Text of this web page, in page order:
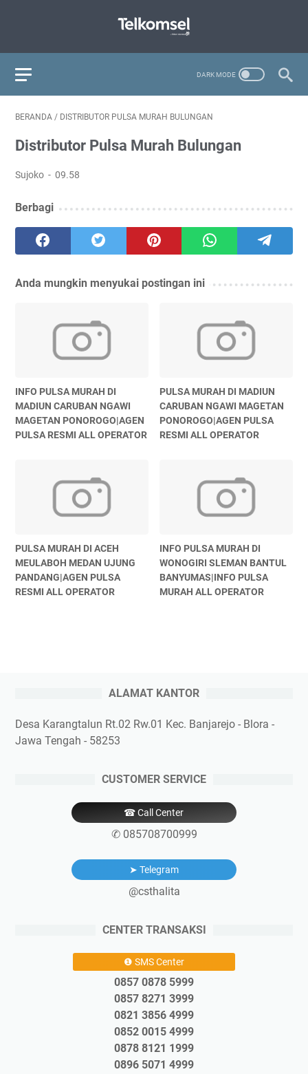
BERANDA / DISTRIBUTOR PULSA MURAH BULUNGAN
Distributor Pulsa Murah Bulungan
Sujoko 09.58
Berbagi
Anda mungkin menyukai postingan ini
INFO PULSA MURAH DI
MADIUN CARUBAN NGAWI
MAGETAN PONOROGO|AGEN
PULSA RESMI ALL OPERATOR
PULSA MURAH DI MADIUN
CARUBAN NGAWI MAGETAN
PONOROGO|AGEN PULSA
RESMI ALL OPERATOR
PULSA MURAH DI ACEH
MEULABOH MEDAN UJUNG
PANDANG|AGEN PULSA
RESMI ALL OPERATOR
INFO PULSA MURAH DI
WONOGIRI SLEMAN BANTUL
BANYUMAS|INFO PULSA
MURAH ALL OPERATOR
ALAMAT KANTOR
Desa Karangtalun Rt.02 Rw.01 Kec. Banjarejo - Blora -
Jawa Tengah - 58253
CUSTOMER SERVICE
☎ Call Center
✆ 085708700999
➤ Telegram
@csthalita
CENTER TRANSAKSI
❶ SMS Center
0857 0878 5999
0857 8271 3999
0821 3856 4999
0852 0015 4999
0878 8121 1999
0896 5071 4999